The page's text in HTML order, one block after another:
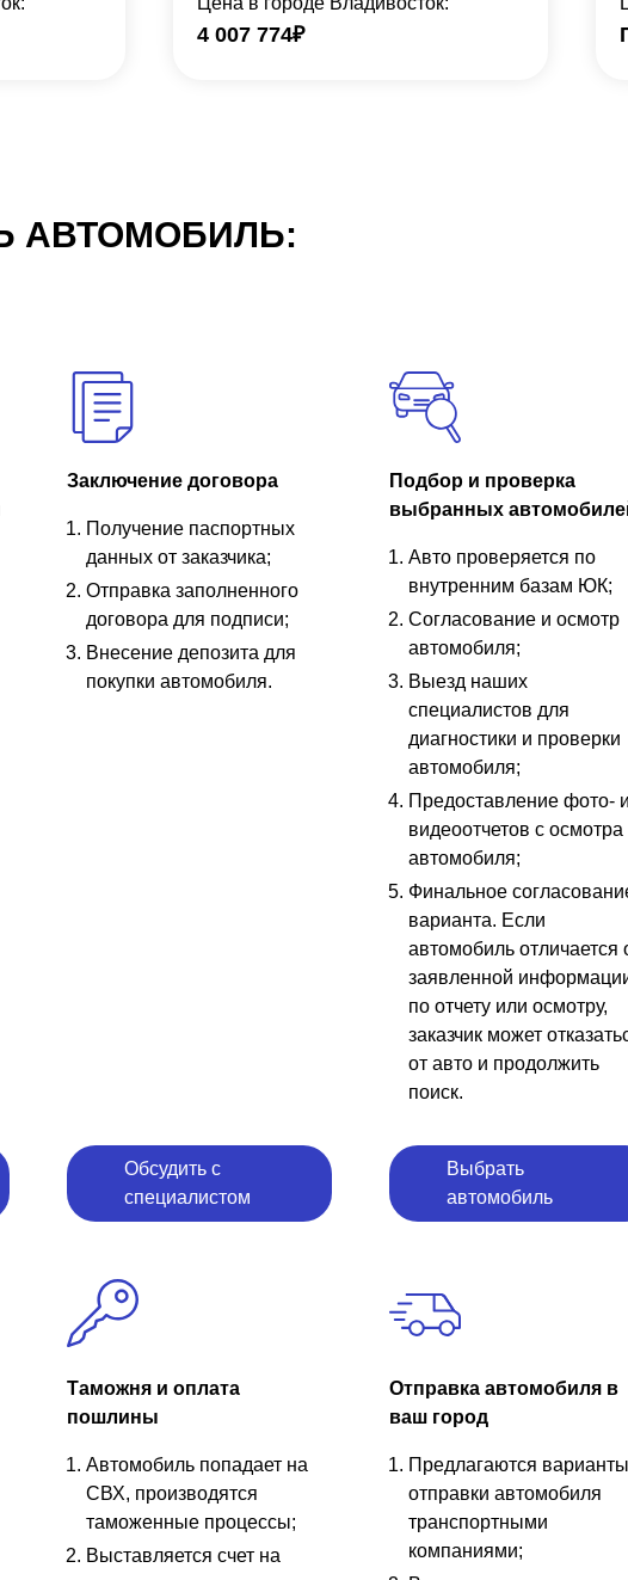
4 007 774₽
АВТОМОБИЛЬ:
Заключение договора
Получение паспортных
данных от заказчика;
Отправка заполненного
договора для подписи;
Внесение депозита для
покупки автомобиля.
Обсудить с
специалистом
Подбор и проверка
выбранных
Авто проверяется по
внутренним базам ЮК;
Согласование и осмотр
автомобиля;
Выезд наших
специалистов для
диагностики и проверки
автомобиля;
Предоставление фото- и
видеоотчетов с осмотра
автомобиля;
Финальное
варианта. Если
автомобиль отличается
заявленной
по отчету или осмотру,
заказчик может
от авто и продолжить
поиск.
Выбрать
автомобиль
Таможня и оплата
пошлины
Автомобиль попадает на
СВХ, производятся
таможенные процессы;
Выставляется счет на
Отправка автомобиля в
ваш город
Предлагаются варианты
отправки автомобиля
транспортными
компаниями;